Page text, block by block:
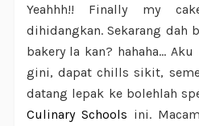
Yeahhh!! Finally my
dihidangkan. Sekarang dah
bakery la kan? hahaha...
gini, dapat chills sikit,
datang lepak ke bolehlah
Culinary Schools ini.